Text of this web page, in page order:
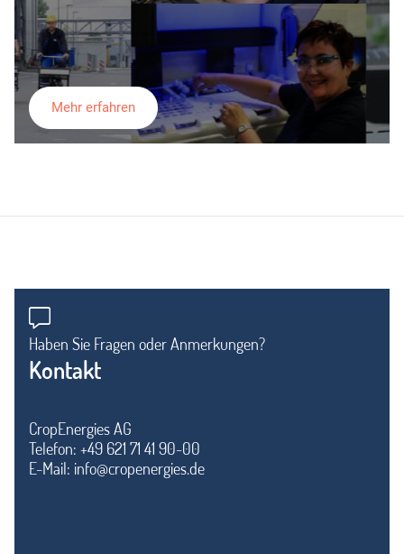
Mehr erfahren
Haben Sie Fragen oder Anmerkungen?
Kontakt
CropEnergies AG
Telefon: +49 621 71 41 90-00
E-Mail: info@cropenergies.de